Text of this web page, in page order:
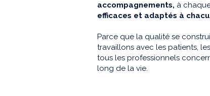
accompagnements, à
efficaces et adaptés à
Parce que la qualité se
travaillons avec les patients,
tous les professionnels
long de la vie.